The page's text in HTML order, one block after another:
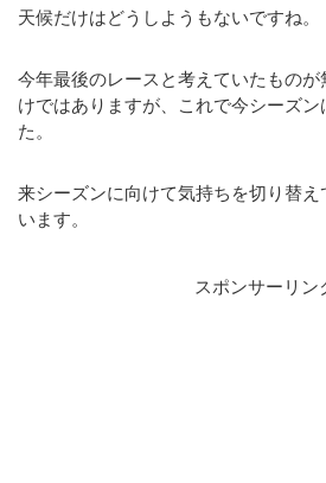
天候だけはどうしようもないですね。
今年最後のレースと考えていたもの
けではありますが、これで今シーズ
た。
来シーズンに向けて気持ちを切り替
います。
スポンサーリン